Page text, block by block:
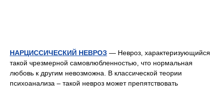
НАРЦИССИЧЕСКИЙ НЕВРОЗ — Невроз, характеризующийся
такой чрезмерной самовлюбленностью, что нормальная
любовь к другим невозможна. В классической теории
психоанализа – такой невроз может препятствовать